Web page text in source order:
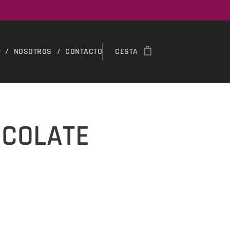
NOSOTROS CONTACTO CESTA